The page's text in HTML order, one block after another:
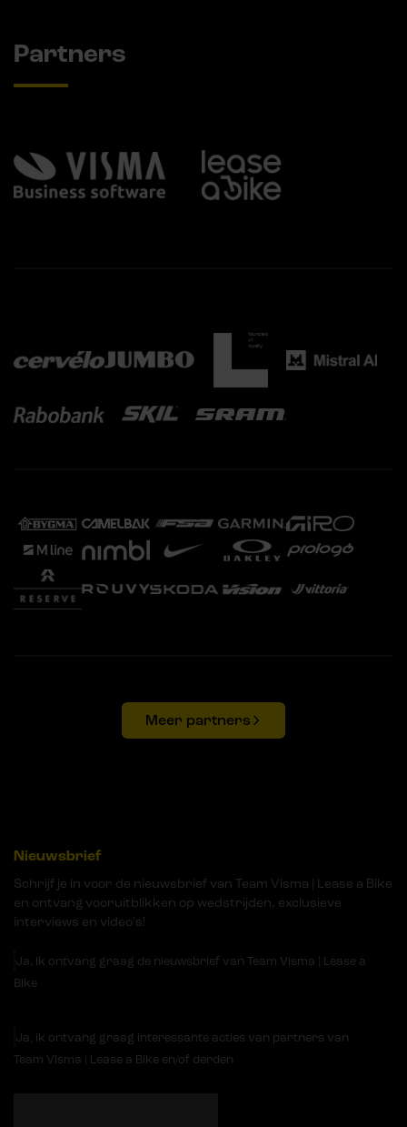
Partners
Meer partners
Nieuwsbrief
Schrijf je in voor de nieuwsbrief van Team Visma | Lease a Bike
en ontvang vooruitblikken op wedstrijden, exclusieve
interviews en video's!
Ja, ik ontvang graag de nieuwsbrief van Team Visma | Lease a
Bike
Ja, ik ontvang graag interessante acties van partners van
Team Visma | Lease a Bike en/of derden